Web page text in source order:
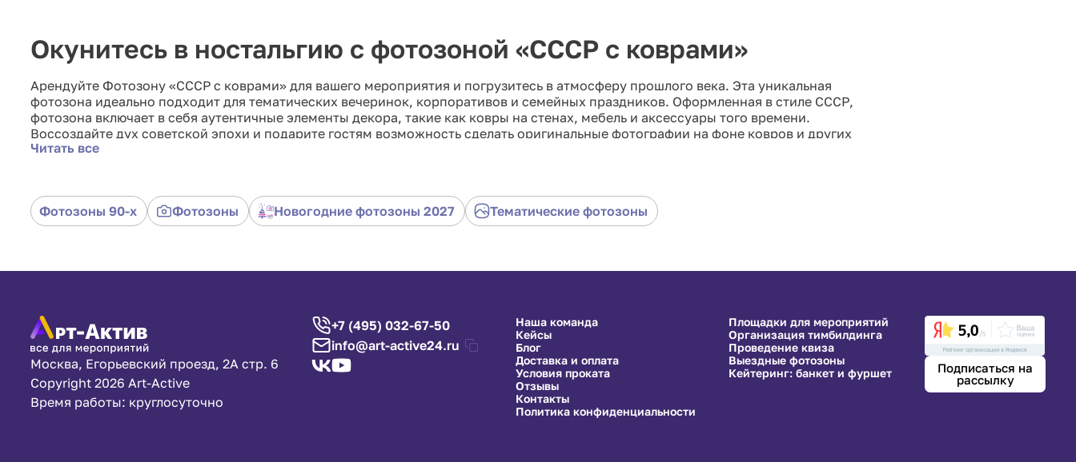
Окунитесь в ностальгию с фотозоной «СССР с коврами»
Арендуйте Фотозону «СССР с коврами» для вашего мероприятия и погрузитесь в атмосферу прошлого века. Эта уникальная
фотозона идеально подходит для тематических вечеринок, корпоративов и семейных праздников. Оформленная в стиле СССР,
фотозона включает в себя аутентичные элементы декора, такие как ковры на стенах, мебель и аксессуары того времени.
Воссоздайте дух советской эпохи и подарите гостям возможность сделать оригинальные фотографии на фоне ковров и других
знаковых предметов. Фотозона «СССР с коврами» станет незабываемым акцентом на любом событии, вызывая ностальгию и
нашей арендой фотозоны «СССР с коврами».
Читать все
Фотозоны 90-х Фотозоны Новогодние фотозоны 2027 Тематические фотозоны
Москва, Егорьевский проезд, 2А стр. 6
Copyright 2026 Art-Active
Время работы: круглосуточно
+7 (495) 032-67-50
info@art-active24.ru
Наша команда
Кейсы
Блог
Доставка и оплата
Условия проката
Отзывы
Контакты
Политика конфиденциальности
Площадки для мероприятий
Организация тимбилдинга
Проведение квиза
Выездные фотозоны
Кейтеринг: банкет и фуршет
Подписаться на
рассылку